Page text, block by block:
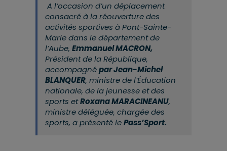
A l’occasion d’un déplacement
consacré à la réouverture des
activités sportives à Pont-Sainte-
Marie dans le département de
l’Aube, Emmanuel MACRON,
Président de la République,
accompagnépar Jean-Michel
BLANQUER, ministre de l’Éducation
nationale, de la jeunesse et des
sports etRoxana MARACINEANU,
ministre déléguée, chargée des
sports, a présenté lePass’Sport.